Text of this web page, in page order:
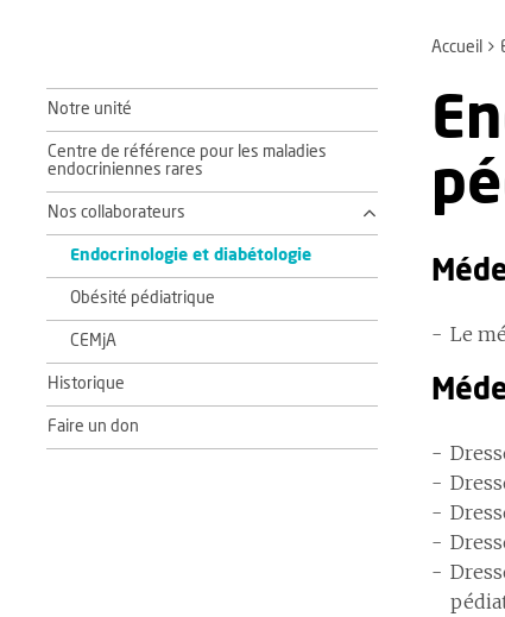
Accueil
Notre unité
Centre de référence pour les maladies
endocriniennes rares
Nos collaborateurs
Endocrinologie et diabétologie
Obésité pédiatrique
CEMjA
Historique
Faire un don
Le